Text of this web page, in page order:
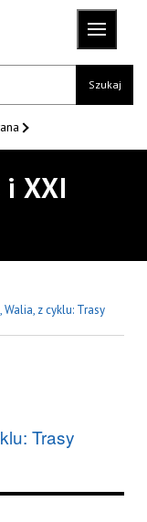
Szukaj
XXI
z cyklu: Trasy
Trasy